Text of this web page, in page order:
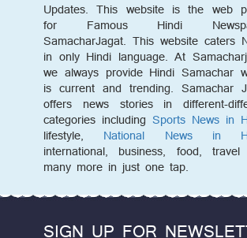
Updates. This website is the web
for Famous Hindi
SamacharJagat. This website caters
in only Hindi language. At
we always provide Hindi Samachar
is current and trending. Samachar
offers news stories in different-
categories including Sports News in
lifestyle, National News in
international, business, food, travel
many more in just one tap.
SIGN UP FOR